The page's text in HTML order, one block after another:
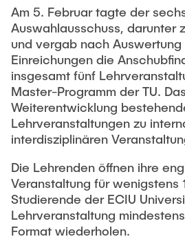
Merchandise-Shop
Arbeiten an der TU Hamburg
Stellenausschreibungen
Berufsausbildung und Praktika
Berufungen
Neue Mitarbeitende
Intern
Für Absolventinnen und
Alumni
Berufseinstieg - Career Center
Graduiertenakademie
Promotion und Habilitation
Lehre und Lernen
Best Practices Lehre
Hochschuldidaktik - ZLL
Gute Wissenschaftliche
Future Lectures
Team
Transfer
Interdisziplinärer Workshop
„Biobasierte Prozesse und
Reaktortechnologien“
Forschung und Institute
Management-
Studiengänge
Forschung und Institute
Maschinenbau
Studiengänge
Forschung und Institute
Partnerhochschulen
Eine Partnerschaft vereinbaren
Strategie
ECIU University
Contacts & International
Am 5. Februar tagte der
Auswahlausschuss, darunter
und vergab nach Auswertung
Einreichungen die
insgesamt fünf
Master-Programm der TU.
Weiterentwicklung
Lehrveranstaltungen zu
interdisziplinären
Die Lehrenden öffnen ihre
Veranstaltung für wenigstens
Studierende der ECIU
Lehrveranstaltung
Format wiederholen.